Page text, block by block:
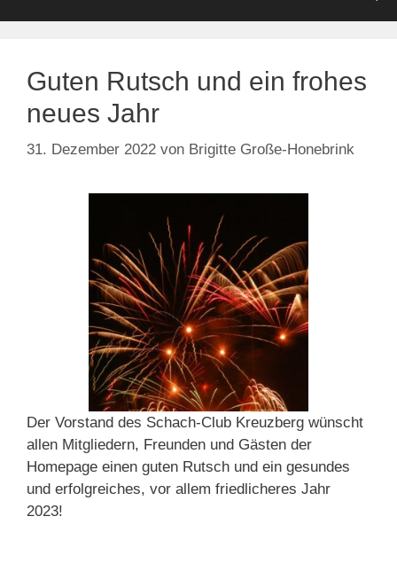
Guten Rutsch und ein frohes
neues Jahr
31. Dezember 2022 von Brigitte Große-Honebrink
Der Vorstand des Schach-Club Kreuzberg wünscht
allen Mitgliedern, Freunden und Gästen der
Homepage einen guten Rutsch und ein gesundes
und erfolgreiches, vor allem friedlicheres Jahr
2023!